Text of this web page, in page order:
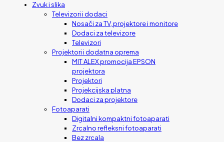
Zvuk i slika
Televizori i dodaci
Nosači za TV, projektore i monitore
Dodaci za televizore
Televizori
Projektori i dodatna oprema
MIT ALEX promocija EPSON
projektora
Projektori
Projekcijska platna
Dodaci za projektore
Fotoaparati
Digitalni kompaktni fotoaparati
Zrcalno refleksni fotoaparati
Bez zrcala